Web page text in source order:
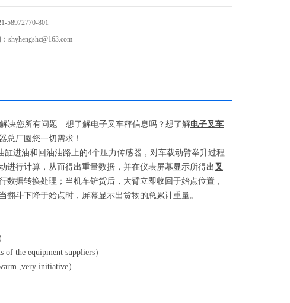
58972770-801
shyhengshc@163.com
决您所有问题—想了解电子叉车秤信息吗？想了解电子叉车
总厂圆您一切需求！
缸进油和回油油路上的4个压力传感器，对车载动臂举升过程
进行计算，从而得出重量数据，并在仪表屏幕显示所得出 叉
据转换处理；当机车铲货后，大臂立即收回于始点位置，
斗下降于始点时，屏幕显示出货物的总累计重量。
）
of the equipment suppliers）
,very initiative）